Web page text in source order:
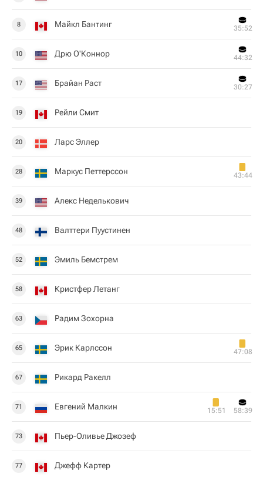
8 Майкл Бантинг 35:52
10 Дрю О'Коннор 44:32
17 Брайан Раст 30:27
19 Рейли Смит
20 Ларс Эллер
28 Маркус Петтерссон 43:44
39 Алекс Неделькович
48 Валттери Пуустинен
52 Эмиль Бемстрем
58 Кристфер Летанг
63 Радим Зохорна
65 Эрик Карлссон 47:08
67 Рикард Ракелл
71 Евгений Малкин 15:51 58:39
73 Пьер-Оливье Джозеф
77 Джефф Картер